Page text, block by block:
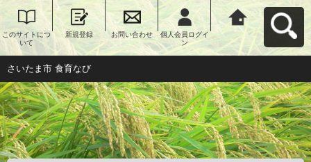
このサイトにつ
いて
新規登録 お問い合わせ
個人会員ログイ
ン
さいたま市 食育
なびへ戻る
さいたま市 食育なび